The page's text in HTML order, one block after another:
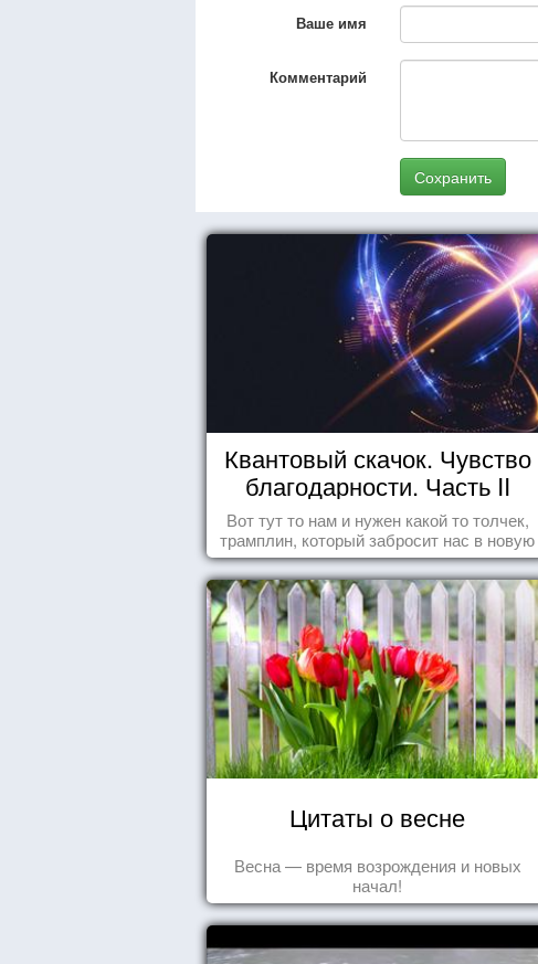
Ваше имя
Комментарий
Сохранить
Квантовый скачок. Чувство
благодарности. Часть II
Вот тут то нам и нужен какой то толчек,
трамплин, который забросит нас в новую
реальность. БЛАГОДАРНОСТЬ.
Цитаты о весне
Весна — время возрождения и новых
начал!